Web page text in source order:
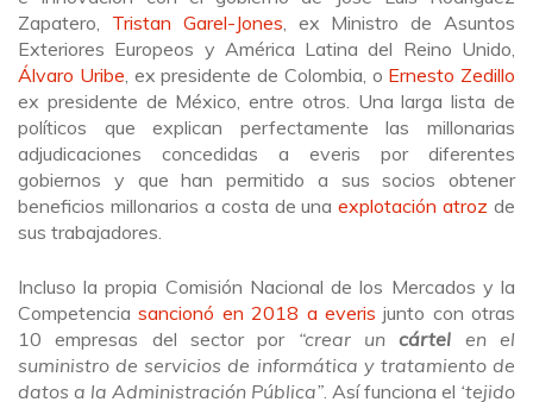
Zapatero, Tristan Garel-Jones , ex Ministro de Asuntos
Exteriores Europeos y América Latina del Reino Unido,
Álvaro Uribe , ex presidente de Colombia, o Ernesto Zedillo
ex presidente de México, entre otros. Una larga lista de
políticos que explican perfectamente las millonarias
adjudicaciones concedidas a everis por diferentes
gobiernos y que han permitido a sus socios obtener
beneficios millonarios a costa de unaexplotación atroz de
sus trabajadores.
Incluso la propia Comisión Nacional de los Mercados y la
Competenciasancionó en 2018 a everis junto con otras
10 empresas del sector por “crear uncártel en el
suministro de servicios de informática y tratamiento de
datos a la Administración Pública” . Así funciona el ‘tejido